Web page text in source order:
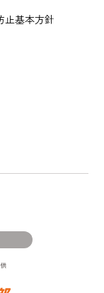
止基本方針